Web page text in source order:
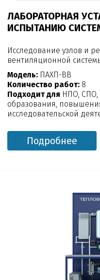
ЛАБОРАТОРНАЯ
ИСПЫТАНИЮ
Исследование узлов и
вентиляционной
Модель: ПАХП-ВВ
Количество работ: 8
Подходит для НПО, СПО,
образования,
исследовательской
Подробнее